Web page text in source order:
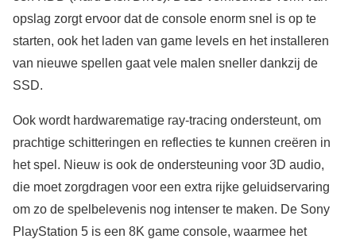
opslag zorgt ervoor dat de console enorm snel is op te
starten, ook het laden van game levels en het installeren
van nieuwe spellen gaat vele malen sneller dankzij de
SSD.
Ook wordt hardwarematige ray-tracing ondersteunt, om
prachtige schitteringen en reflecties te kunnen creëren in
het spel. Nieuw is ook de ondersteuning voor 3D audio,
die moet zorgdragen voor een extra rijke geluidservaring
om zo de spelbelevenis nog intenser te maken. De Sony
PlayStation 5 is een 8K game console, waarmee het